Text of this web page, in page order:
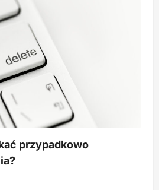
przypadkowo